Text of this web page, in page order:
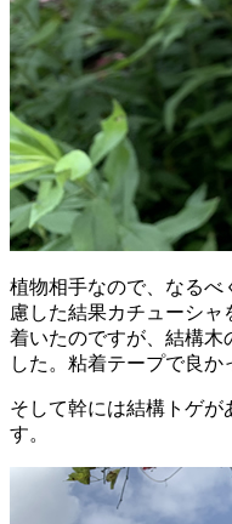
植物相手なので、なるべ
慮した結果カチューシャ
着いたのですが、結構木
した。粘着テープで良か
そして幹には結構トゲ
す。